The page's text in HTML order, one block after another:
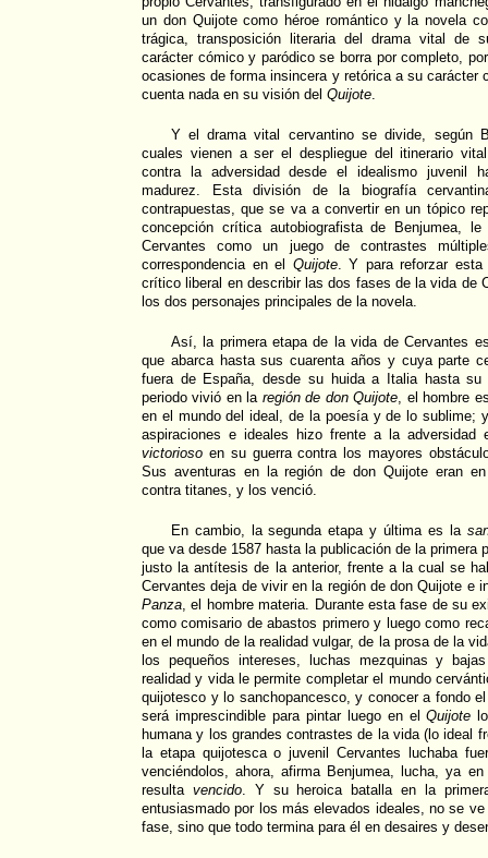
un don Quijote como héroe romántico y la novela
trágica, transposición literaria del drama vital de
carácter cómico y paródico se borra por completo,
ocasiones de forma insincera y retórica a su carácter
cuenta nada en su visión del Quijote.
Y el drama vital cervantino se divide, según
cuales vienen a ser el despliegue del itinerario
contra la adversidad desde el idealismo juvenil
madurez. Esta división de la biografía
contrapuestas, que se va a convertir en un tópico
concepción crítica autobiografista de Benjumea,
Cervantes como un juego de contrastes
correspondencia en el Quijote. Y para reforzar esta
crítico liberal en describir las dos fases de la vida de
los dos personajes principales de la novela.
Así, la primera etapa de la vida de Cervantes
que abarca hasta sus cuarenta años y cuya parte
fuera de España, desde su huida a Italia hasta su
periodo vivió en la región de don Quijote, el hombre
en el mundo del ideal, de la poesía y de lo sublime;
aspiraciones e ideales hizo frente a la adversidad
victorioso en su guerra contra los mayores
Sus aventuras en la región de don Quijote eran
contra titanes, y los venció.
En cambio, la segunda etapa y última es la
que va desde 1587 hasta la publicación de la primera
justo la antítesis de la anterior, frente a la cual se
Cervantes deja de vivir en la región de don Quijote e
Panza, el hombre materia. Durante esta fase de su
como comisario de abastos primero y luego como
en el mundo de la realidad vulgar, de la prosa de la
los pequeños intereses, luchas mezquinas y
realidad y vida le permite completar el mundo
quijotesco y lo sanchopancesco, y conocer a fondo
será imprescindible para pintar luego en elQuijote
humana y los grandes contrastes de la vida (lo ideal
la etapa quijotesca o juvenil Cervantes luchaba
venciéndolos, ahora, afirma Benjumea, lucha, ya
resulta vencido. Y su heroica batalla en la
entusiasmado por los más elevados ideales, no se
fase, sino que todo termina para él en desaires y